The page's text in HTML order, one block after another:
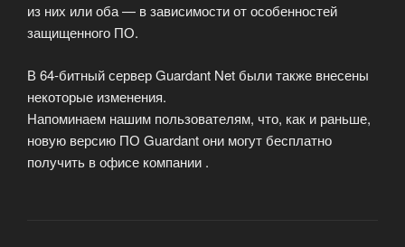
из них или оба — в зависимости от особенностей
защищенного ПО.
В 64-битный сервер Guardant Net были также внесены
некоторые изменения.
Напоминаем нашим пользователям, что, как и раньше,
новую версию ПО Guardant они могут бесплатно
получить в офисе компании .